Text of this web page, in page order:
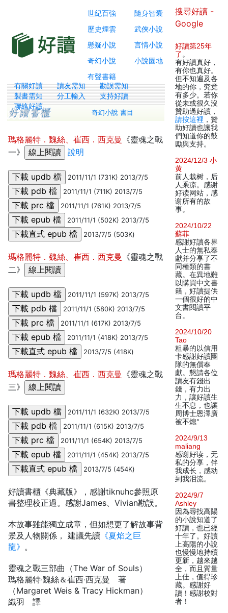
世紀百強
隨身智囊
歷史煙雲
武俠小說
懸疑小說
言情小說
奇幻小說
小說園地
有聲書籍
有關好讀 讀友需知
勘誤需知
製書需知
分工輸入
支持好讀
聯絡好讀
奇幻小說 書目
瑪格麗特．魏絲、崔西．西克曼 《靈魂之戰
一》
說明
2011/11/1 (731K) 2013/7/5
2011/11/1 (711K) 2013/7/5
2011/11/1 (761K) 2013/7/5
2011/11/1 (502K) 2013/7/5
2013/7/5 (503K)
瑪格麗特．魏絲、崔西．西克曼 《靈魂之戰
二》
2011/11/1 (597K) 2013/7/5
2011/11/1 (580K) 2013/7/5
2011/11/1 (617K) 2013/7/5
2011/11/1 (418K) 2013/7/5
2013/7/5 (418K)
瑪格麗特．魏絲、崔西．西克曼 《靈魂之戰
三》
2011/11/1 (632K) 2013/7/5
2011/11/1 (615K) 2013/7/5
2011/11/1 (654K) 2013/7/5
2011/11/1 (454K) 2013/7/5
2013/7/5 (454K)
好讀書櫃《典藏版》，感謝tiknuhc參照原
書整理校正過。感謝James、Vivian勘誤。
本故事雖能獨立成章，但如想更了解故事背
景及人物關係， 建議先讀 《夏焰之巨
龍》 。
靈魂之戰三部曲（The War of Souls）
瑪格麗特‧魏絲＆崔西‧西克曼 著
（Margaret Weis & Tracy Hickman）
織羽 譯
搜尋好讀 -
Google
好讀第25年
了 。
有好讀真好，
有你也真好。
但不知遍及各
地的你，究竟
有多少。若你
從未或很久沒
贊助過好讀，
請按這裡 ，贊
助好讀也讓我
們知道你的鼓
勵與支持。
2024/12/3 小
黄
前人栽树，后
人乘凉。感谢
好读网站，感
谢所有的故
事。
2024/10/22
蘇菲
感謝好讀各界
人士的無私奉
獻并分享了不
同種類的書
藏。在異地難
以購買中文書
籍，好讀提供
一個很好的中
文書閱讀平
台。
2024/10/20
Tao
粗暴的以信用
卡感謝好讀團
隊的無償奉
獻。懇請各位
讀友有錢出
錢，有力出
力，讓好讀生
生不息，也讓
周博士恩澤廣
被不熄°
2024/9/13
maliang
感谢好读，无
私的分享，伴
我成长，感动
到我泪流。
2024/9/7
Ashley
因為尋找高陽
的小說知道了
好讀，也已經
十年了。好讀
上高陽的小說
也慢慢地持續
更新，越來越
全，而且質量
上佳，值得珍
藏。感謝好
讀！感謝校對
者！